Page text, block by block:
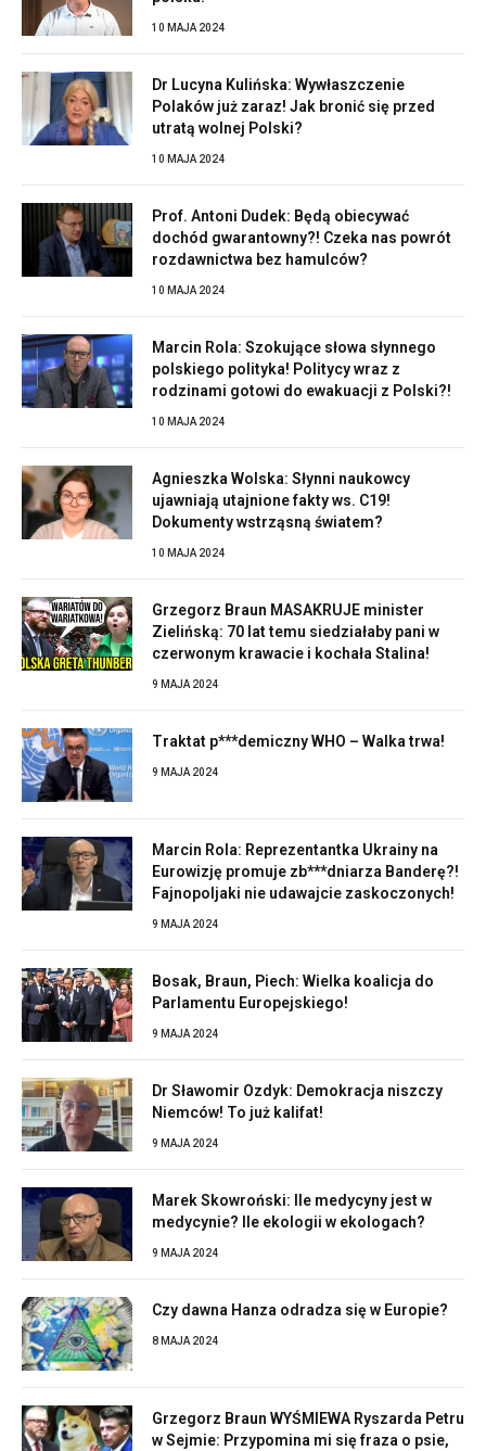
10 MAJA 2024
Dr Lucyna Kulińska: Wywłaszczenie
Polaków już zaraz! Jak bronić się przed
utratą wolnej Polski?
10 MAJA 2024
Prof. Antoni Dudek: Będą obiecywać
dochód gwarantowny?! Czeka nas powrót
rozdawnictwa bez hamulców?
10 MAJA 2024
Marcin Rola: Szokujące słowa słynnego
polskiego polityka! Politycy wraz z
rodzinami gotowi do ewakuacji z Polski?!
10 MAJA 2024
Agnieszka Wolska: Słynni naukowcy
ujawniają utajnione fakty ws. C19!
Dokumenty wstrząsną światem?
10 MAJA 2024
Grzegorz Braun MASAKRUJE minister
Zielińską: 70 lat temu siedziałaby pani w
czerwonym krawacie i kochała Stalina!
9 MAJA 2024
Traktat p***demiczny WHO – Walka trwa!
9 MAJA 2024
Marcin Rola: Reprezentantka Ukrainy na
Eurowizję promuje zb***dniarza Banderę?!
Fajnopoljaki nie udawajcie zaskoczonych!
9 MAJA 2024
Bosak, Braun, Piech: Wielka koalicja do
Parlamentu Europejskiego!
9 MAJA 2024
Dr Sławomir Ozdyk: Demokracja niszczy
Niemców! To już kalifat!
9 MAJA 2024
Marek Skowroński: Ile medycyny jest w
medycynie? Ile ekologii w ekologach?
9 MAJA 2024
Czy dawna Hanza odradza się w Europie?
8 MAJA 2024
Grzegorz Braun WYŚMIEWA Ryszarda Petru
w Sejmie: Przypomina mi się fraza o psie,